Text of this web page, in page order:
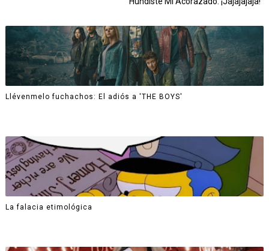
Llévenmelo fuchachos: El adiós a 'THE BOYS'
La falacia etimológica